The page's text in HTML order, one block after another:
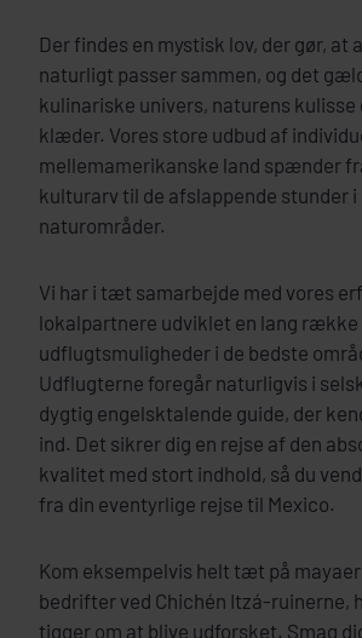
Der findes en mystisk lov, der gør, at
naturligt passer sammen, og det
kulinariske univers, naturens kulisse
klæder. Vores store udbud af
mellemamerikanske land spænder
kulturarv til de afslappende stunder
naturområder.
Vi har i tæt samarbejde med vores
lokalpartnere udviklet en lang
udflugtsmuligheder i de bedste
Udflugterne foregår naturligvis i
dygtig engelsktalende guide, der
ind. Det sikrer dig en rejse af den
kvalitet med stort indhold, så du
fra din eventyrlige rejse til Mexico.
Kom eksempelvis helt tæt på
bedrifter ved Chichén Itzá-ruinerne,
tigger om at blive udforsket. Smag